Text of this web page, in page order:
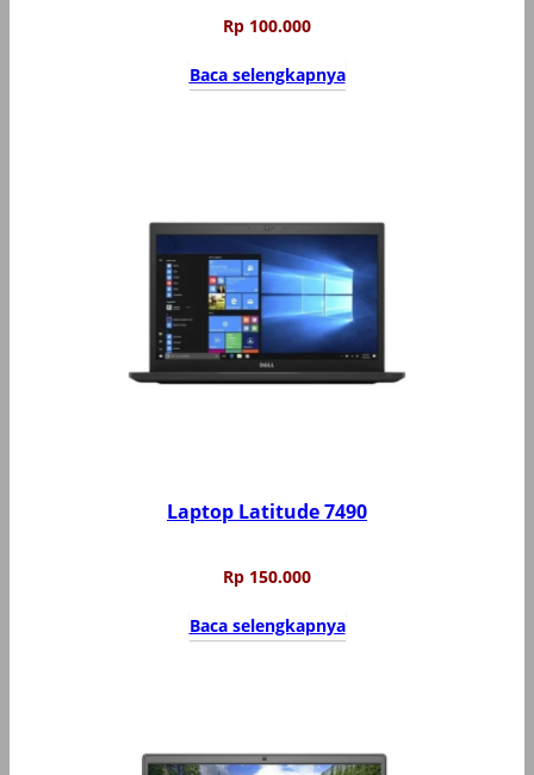
Rp 100.000
Baca selengkapnya
Laptop Latitude 7490
Rp 150.000
Baca selengkapnya